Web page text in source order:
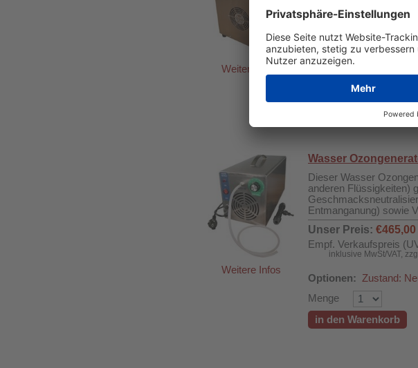
Weitere Infos
Unser Preis: €729,00
Empf. Verkaufspreis
inklusive MwSt/VAT,
in den Warenkorb
Weitere Infos
Wasser
Dieser Wasser
anderen Flüssigkeiten)
Entmanganung) sowie
Unser Preis: €465,00
Empf. Verkaufspreis
inklusive MwSt/VAT,
Optionen: Zustand:
Menge
in den Warenkorb